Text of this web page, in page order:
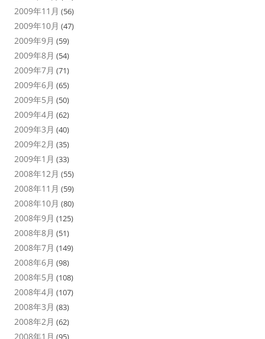
2009年11月 (56)
2009年10月 (47)
2009年9月 (59)
2009年8月 (54)
2009年7月 (71)
2009年6月 (65)
2009年5月 (50)
2009年4月 (62)
2009年3月 (40)
2009年2月 (35)
2009年1月 (33)
2008年12月 (55)
2008年11月 (59)
2008年10月 (80)
2008年9月 (125)
2008年8月 (51)
2008年7月 (149)
2008年6月 (98)
2008年5月 (108)
2008年4月 (107)
2008年3月 (83)
2008年2月 (62)
2008年1月 (95)